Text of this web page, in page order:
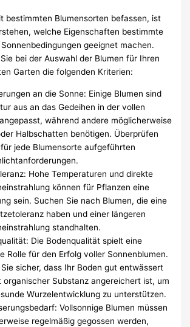
bestimmten Blumensorten befassen, ist
welche Eigenschaften bestimmte
geeignet machen.
bei der Auswahl der Blumen für Ihren
Garten die folgenden Kriterien:
an die Sonne: Einige Blumen sind
aus an das Gedeihen in der vollen
während andere möglicherweise
Halbschatten benötigen. Überprüfen
jede Blumensorte aufgeführten
Hohe Temperaturen und direkte
können für Pflanzen eine
sein. Suchen Sie nach Blumen, die eine
haben und einer längeren
standhalten.
Die Bodenqualität spielt eine
Rolle für den Erfolg voller Sonnenblumen.
sicher, dass Ihr Boden gut entwässert
organischer Substanz angereichert ist, um
Wurzelentwicklung zu unterstützen.
Vollsonnige Blumen müssen
regelmäßig gegossen werden,